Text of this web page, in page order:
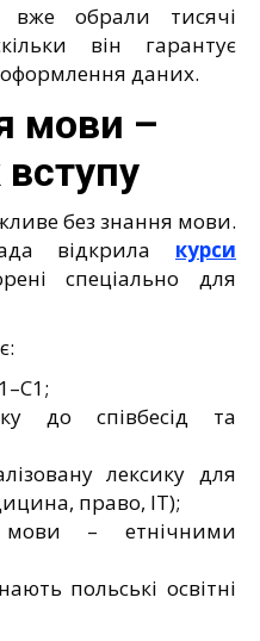
вже обрали тисячі
він гарантує
оформлення даних.
мови –
без знання мови.
відкрила курси
спеціально для
до співбесід та
лексику для
право, IT);
– етнічними
польські освітні